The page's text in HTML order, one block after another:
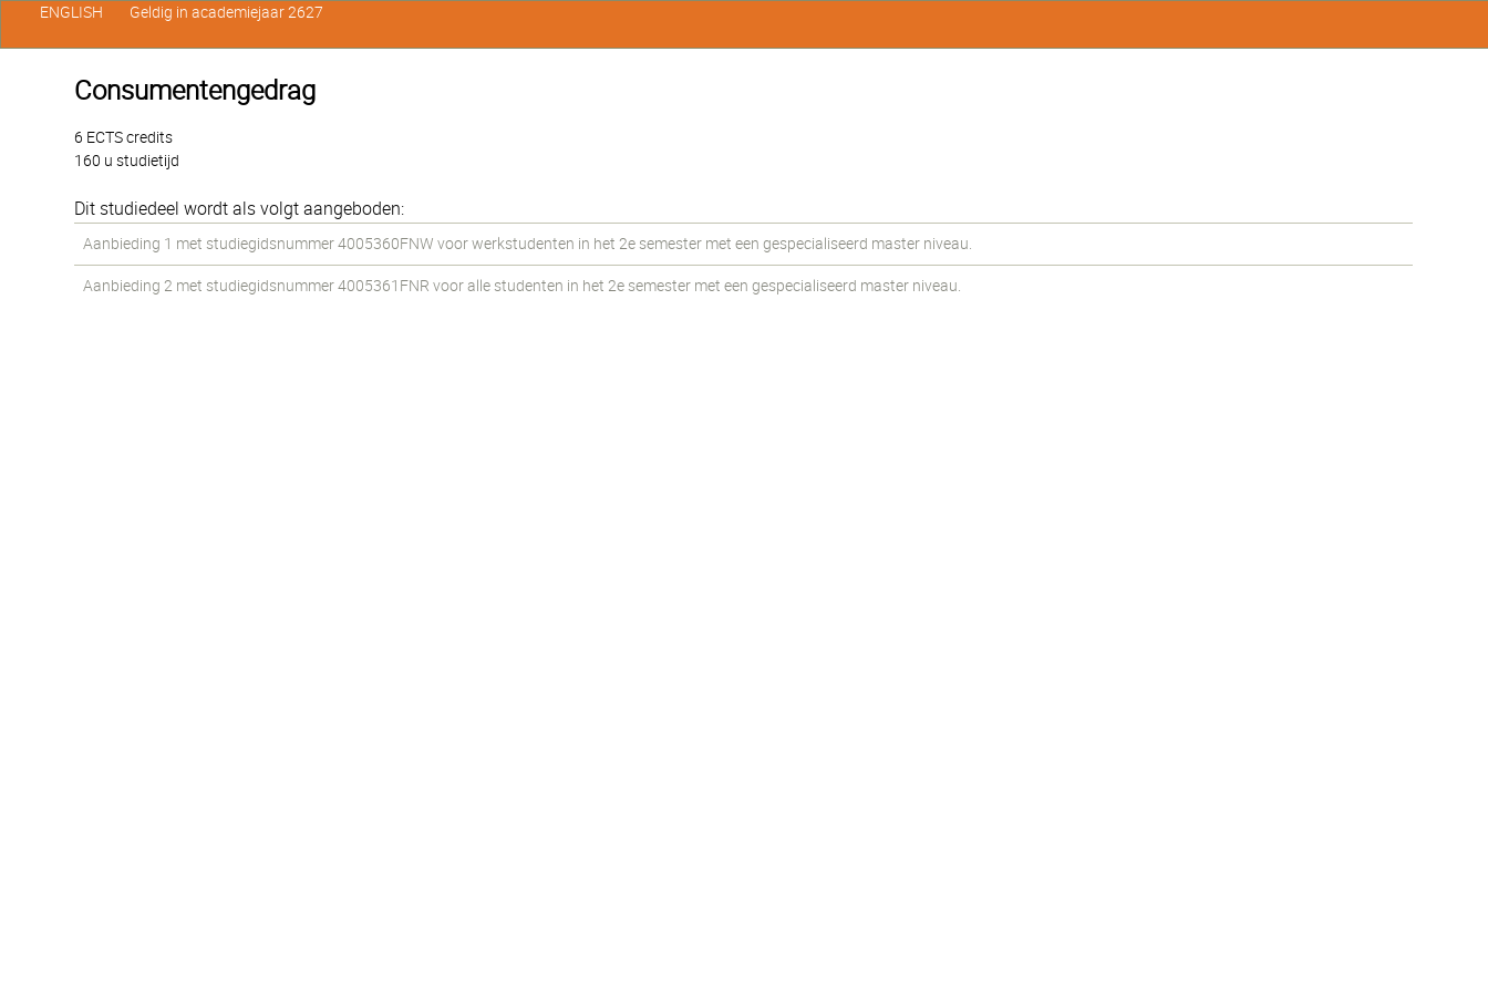
Consumentengedrag
6 ECTS credits
160 u studietijd
Dit studiedeel wordt als volgt aangeboden:
Aanbieding 1 met studiegidsnummer 4005360FNW voor werkstudenten in het 2e semester met een gespecialiseerd master niveau.
Aanbieding 2 met studiegidsnummer 4005361FNR voor alle studenten in het 2e semester met een gespecialiseerd master niveau.
ENGLISH Geldig in academiejaar 2627